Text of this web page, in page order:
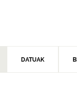
DATUAK